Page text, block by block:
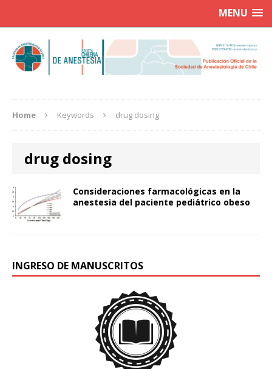
MENU
Home Keywords drug dosing
drug dosing
Consideraciones farmacológicas en la
anestesia del paciente pediátrico obeso
INGRESO DE MANUSCRITOS